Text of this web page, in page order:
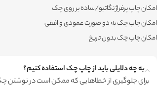
امکان چاپ پرفراژ نگاتیو/ساده بر روی چک
امکان چاپ چک به دو صورت عمودی و افقی
امکان چاپ چک بدون تاریخ
به چه دلایلی باید از چاپ چک استفاده کنیم؟
برای جلوگیری از خطاهایی که ممکن است در نوشتن